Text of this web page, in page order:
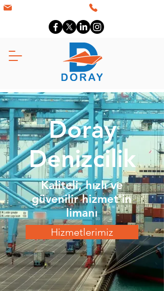
Doray
Denizcilik
Kaliteli, hızlı ve
güvenilir hizmet'in
limanı
Hizmetlerimiz